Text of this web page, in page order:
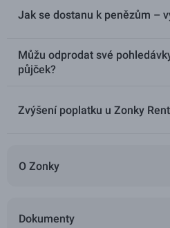
Jak se dostanu k penězům –
Můžu odprodat své
půjček?
Zvýšení poplatku u Zonky
O Zonky
Dokumenty